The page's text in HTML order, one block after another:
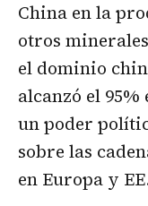
China en la
otros
el dominio
alcanzó el 95%
un poder
sobre las
en Europa y